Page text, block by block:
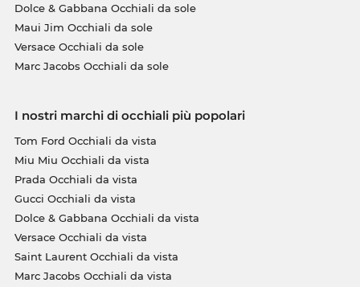
Dolce & Gabbana Occhiali da sole
Maui Jim Occhiali da sole
Versace Occhiali da sole
Marc Jacobs Occhiali da sole
I nostri marchi di occhiali più popolari
Tom Ford Occhiali da vista
Miu Miu Occhiali da vista
Prada Occhiali da vista
Gucci Occhiali da vista
Dolce & Gabbana Occhiali da vista
Versace Occhiali da vista
Saint Laurent Occhiali da vista
Marc Jacobs Occhiali da vista